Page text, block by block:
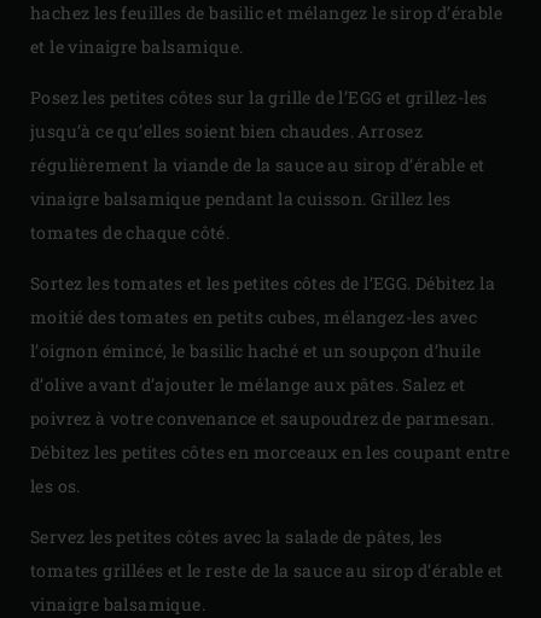
hachez les feuilles de basilic et mélangez le sirop d’érable
et le vinaigre balsamique.
Posez les petites côtes sur la grille de l’EGG et grillez-les
jusqu’à ce qu’elles soient bien chaudes. Arrosez
régulièrement la viande de la sauce au sirop d’érable et
vinaigre balsamique pendant la cuisson. Grillez les
tomates de chaque côté.
Sortez les tomates et les petites côtes de l’EGG. Débitez la
moitié des tomates en petits cubes, mélangez-les avec
l’oignon émincé, le basilic haché et un soupçon d’huile
d’olive avant d’ajouter le mélange aux pâtes. Salez et
poivrez à votre convenance et saupoudrez de parmesan.
Débitez les petites côtes en morceaux en les coupant entre
les os.
Servez les petites côtes avec la salade de pâtes, les
tomates grillées et le reste de la sauce au sirop d’érable et
vinaigre balsamique.